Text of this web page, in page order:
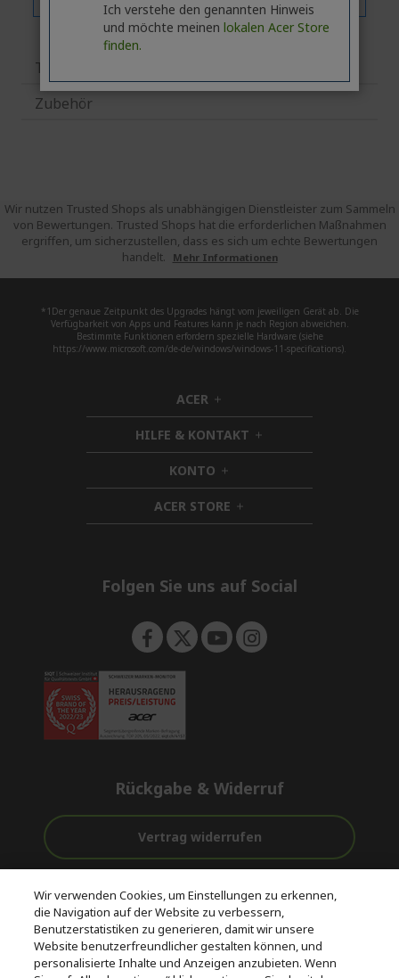
Technische Daten
Zubehör
Wir nutzen Trusted Shops als unabhängigen Dienstleister zum Sammeln
von Bewertungen. Trusted Shops hat die erforderlichen Maßnahmen
ergriffen, um sicherzustellen, dass es sich um echte Bewertungen
handelt.
Mehr Informationen
*1Der genaue Zeitpunkt des Upgrades hängt vom jeweiligen Gerät ab. Die
Verfügbarkeit von Apps und Features kann je nach Region abweichen.
Bestimmte Funktionen erfordern spezielle Hardware (siehe
https://www.microsoft.com/de-de/windows/windows-11-specifications).
ACER h
i
d
d
e
n
HILFE & KONTAKT h
i
d
n
KONTO h
i
d
d
ACER STORE h
i
e
Folgen Sie uns auf Social
Rückgabe & Widerruf
Vertrag widerrufen
Kostenloser
Versand
vor und nach
dem Kauf
Sichere
Zahlungsoptionen
© 2026 Acer Inc.
Wir verwenden Cookies, um Einstellungen zu erkennen,
die Navigation auf der Website zu verbessern,
Benutzerstatistiken zu generieren, damit wir unsere
Website benutzerfreundlicher gestalten können, und
personalisierte Inhalte und Anzeigen anzubieten. Wenn
Ich verstehe den genannten Hinweis
und möchte meinen lokalen Acer Store
finden.